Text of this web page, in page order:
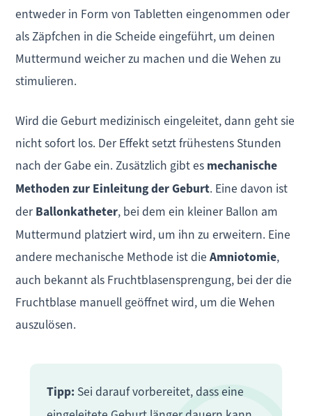
entweder in Form von Tabletten eingenommen oder
als Zäpfchen in die Scheide eingeführt, um deinen
Muttermund weicher zu machen und die Wehen zu
stimulieren.
Wird die Geburt medizinisch eingeleitet, dann geht sie
nicht sofort los. Der Effekt setzt frühestens Stunden
nach der Gabe ein. Zusätzlich gibt es mechanische
Methoden zur Einleitung der Geburt. Eine davon ist
der Ballonkatheter, bei dem ein kleiner Ballon am
Muttermund platziert wird, um ihn zu erweitern. Eine
andere mechanische Methode ist dieAmniotomie,
auch bekannt als Fruchtblasensprengung, bei der die
Fruchtblase manuell geöffnet wird, um die Wehen
auszulösen.
Tipp: Sei darauf vorbereitet, dass eine